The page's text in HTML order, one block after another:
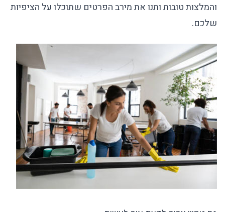
והמלצות טובות ותנו את מירב הפרטים שתוכלו על הציפיות
שלכם.